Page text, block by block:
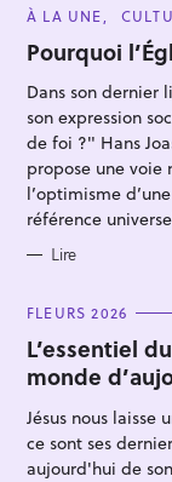
C
T
E
O
I
E
S
À LA UNE
Pourquoi
Dans son dernier
son expression
de foi ?" Hans
propose une
l’optimisme
référence
Lire
C
T
E
G
O
I
E
S
FLEURS 2026
L’essentiel
monde
Jésus nous laisse
ce sont ses
aujourd'hui de